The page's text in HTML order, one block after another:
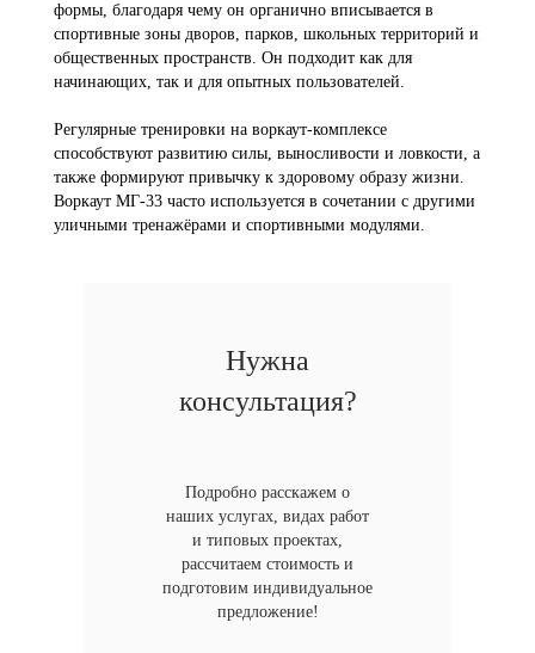
формы, благодаря чему он органично вписывается в
спортивные зоны дворов, парков, школьных территорий и
общественных пространств. Он подходит как для
начинающих, так и для опытных пользователей.
Регулярные тренировки на воркаут-комплексе
способствуют развитию силы, выносливости и ловкости, а
также формируют привычку к здоровому образу жизни.
Воркаут МГ-33 часто используется в сочетании с другими
уличными тренажёрами и спортивными модулями.
Нужна
консультация?
Подробно расскажем о
наших услугах, видах работ
и типовых проектах,
рассчитаем стоимость и
подготовим индивидуальное
предложение!